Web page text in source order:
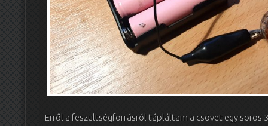
Erről a feszültségforrásról tápláltam a csövet egy soros